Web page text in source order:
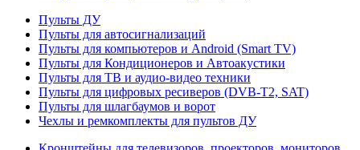
Пульты ДУ
Пульты для автосигнализаций
Пульты для компьютеров и Android (Smart TV)
Пульты для Кондиционеров и Автоакустики
Пульты для ТВ и аудио-видео техники
Пульты для цифровых ресиверов (DVB-T2, SAT)
Пульты для шлагбаумов и ворот
Чехлы и ремкомплекты для пультов ДУ